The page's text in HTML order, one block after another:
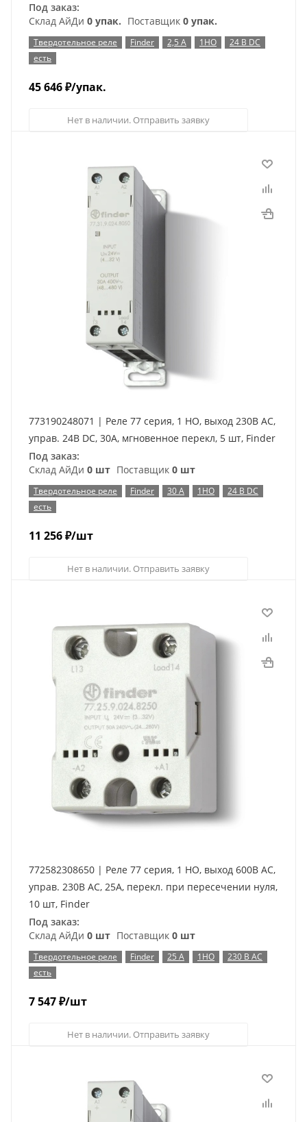
Под заказ:
Склад АйДи 0 упак. Поставщик 0 упак.
Твердотельное реле Finder 2,5 А 1НО
24 В DC
есть
45 646₽/упак.
Нет в наличии. Отправить заявку
773190248071 | Реле 77 серия, 1 НО, выход 230В AC,
управ. 24В DC, 30A, мгновенное перекл, 5 шт, Finder
Под заказ:
Склад АйДи 0 шт Поставщик 0 шт
Твердотельное реле Finder 30 А 1НО
24 В DC
есть
11 256₽/шт
Нет в наличии. Отправить заявку
772582308650 | Реле 77 серия, 1 НО, выход 600В AC,
управ. 230В AC, 25А, перекл. при пересечении нуля,
10 шт, Finder
Под заказ:
Склад АйДи 0 шт Поставщик 0 шт
Твердотельное реле Finder 25 А 1НО
230 В AC
есть
7 547₽/шт
Нет в наличии. Отправить заявку